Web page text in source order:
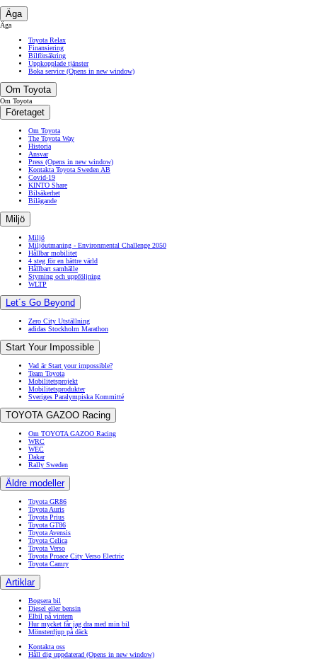
Äga
Äga
Toyota Relax
Finansiering
Bilförsäkring
Uppkopplade tjänster
Boka service (Opens in new window)
Om Toyota
Om Toyota
Företaget
Om Toyota
The Toyota Way
Historia
Ansvar
Press (Opens in new window)
Kontakta Toyota Sweden AB
Covid-19
KINTO Share
Bilsäkerhet
Bilägande
Miljö
Miljö
Miljöutmaning - Environmental Challenge 2050
Hållbar mobilitet
4 steg för en bättre värld
Hållbart samhälle
Styrning och uppföljning
WLTP
Let´s Go Beyond
Zero City Utställning
adidas Stockholm Marathon
Start Your Impossible
Vad är Start your impossible?
Team Toyota
Mobilitetsprojekt
Mobilitetsprodukter
Sveriges Paralympiska Kommitté
TOYOTA GAZOO Racing
Om TOYOTA GAZOO Racing
WRC
WEC
Dakar
Rally Sweden
Äldre modeller
Toyota GR86
Toyota Auris
Toyota Prius
Toyota GT86
Toyota Avensis
Toyota Celica
Toyota Verso
Toyota Proace City Verso Electric
Toyota Camry
Artiklar
Bogsera bil
Diesel eller bensin
Elbil på vintern
Hur mycket får jag dra med min bil
Mönsterdjup på däck
Kontakta oss
Håll dig uppdaterad (Opens in new window)